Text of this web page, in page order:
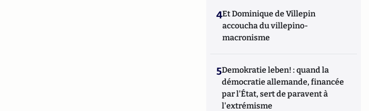
4Et Dominique de Villepin
accoucha du villepino-
macronisme
5Demokratie leben! : quand la
démocratie allemande, financée
par l'État, sert de paravent à
l'extrémisme